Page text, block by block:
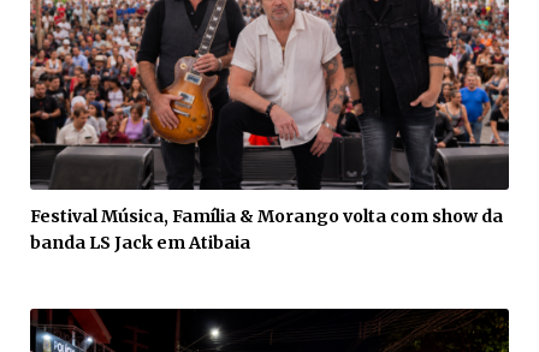
Festival Música, Família & Morango volta com show da
banda LS Jack em Atibaia